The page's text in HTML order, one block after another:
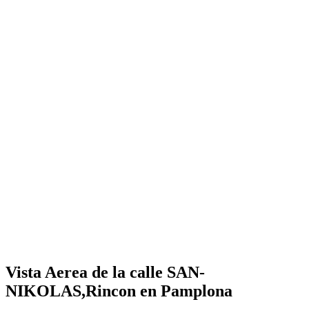
Vista Aerea de la calle SAN-
NIKOLAS,Rincon en Pamplona